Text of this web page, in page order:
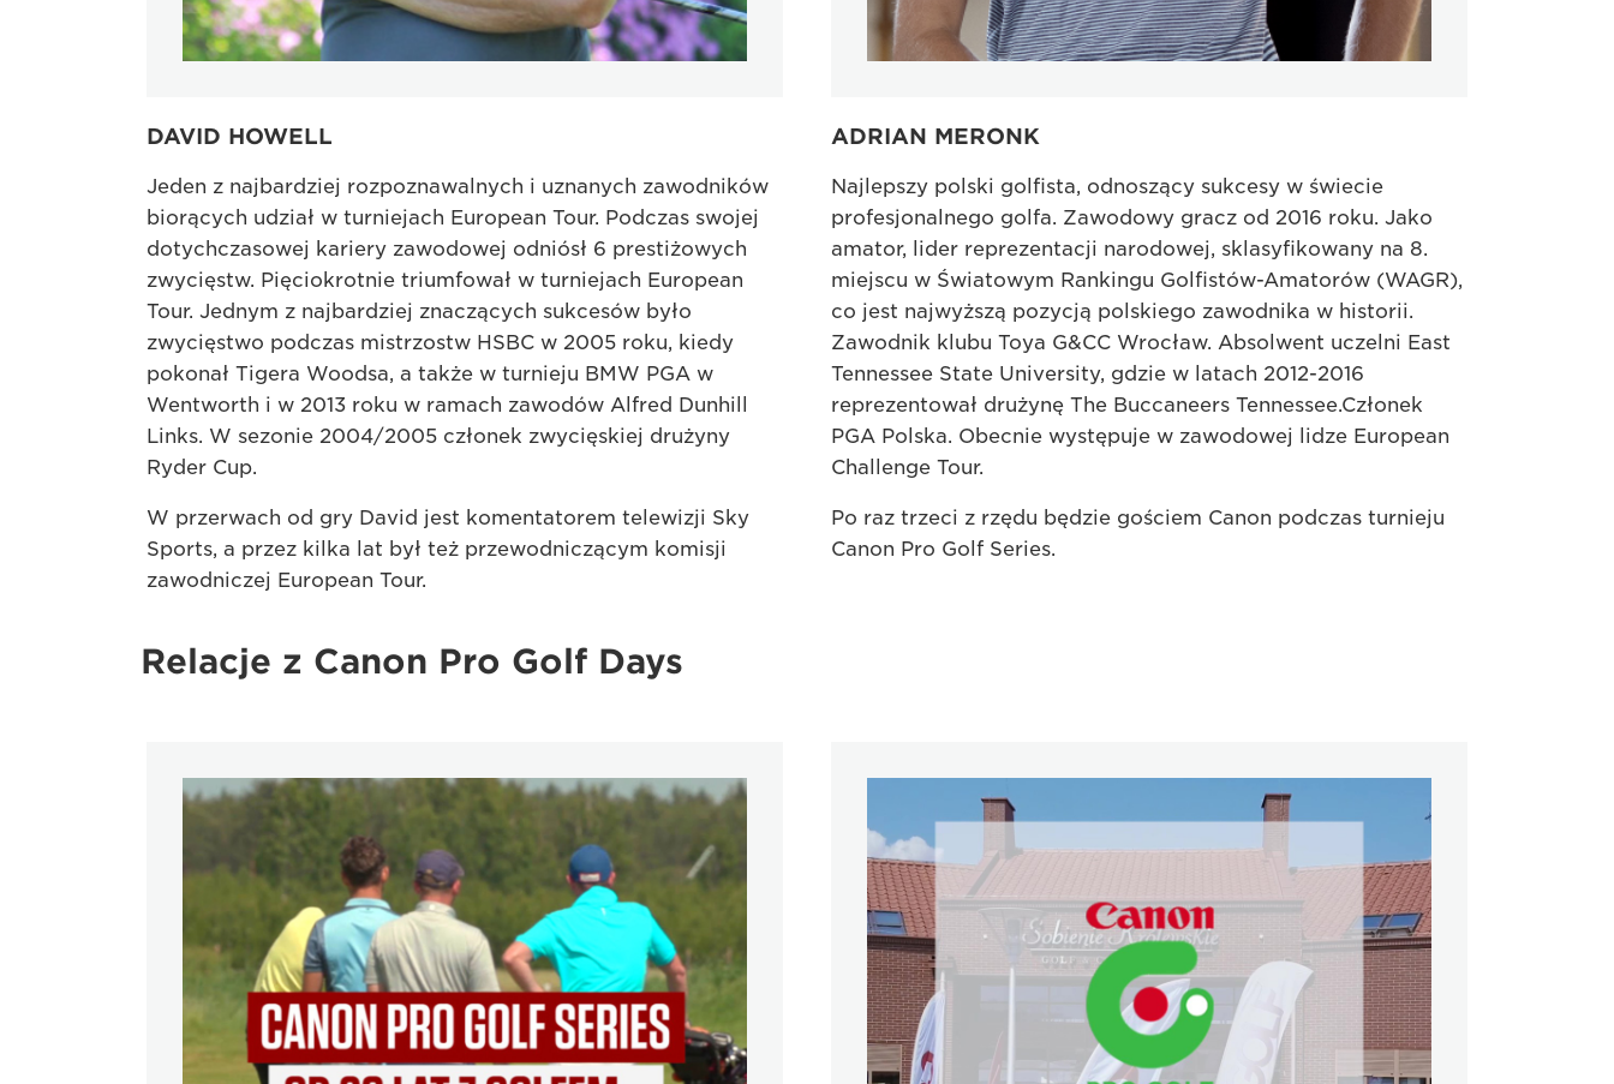
DAVID HOWELL
Jeden z najbardziej rozpoznawalnych i uznanych zawodników
biorących udział w turniejach European Tour. Podczas swojej
dotychczasowej kariery zawodowej odniósł 6 prestiżowych
zwycięstw. Pięciokrotnie triumfował w turniejach European
Tour. Jednym z najbardziej znaczących sukcesów było
zwycięstwo podczas mistrzostw HSBC w 2005 roku, kiedy
pokonał Tigera Woodsa, a także w turnieju BMW PGA w
Wentworth i w 2013 roku w ramach zawodów Alfred Dunhill
Links. W sezonie 2004/2005 członek zwycięskiej drużyny
Ryder Cup.
W przerwach od gry David jest komentatorem telewizji Sky
Sports, a przez kilka lat był też przewodniczącym komisji
zawodniczej European Tour.
ADRIAN MERONK
Najlepszy polski golfista, odnoszący sukcesy w świecie
profesjonalnego golfa. Zawodowy gracz od 2016 roku. Jako
amator, lider reprezentacji narodowej, sklasyfikowany na 8.
miejscu w Światowym Rankingu Golfistów-Amatorów (WAGR),
co jest najwyższą pozycją polskiego zawodnika w historii.
Zawodnik klubu Toya G&CC Wrocław. Absolwent uczelni East
Tennessee State University, gdzie w latach 2012-2016
reprezentował drużynę The Buccaneers Tennessee.Członek
PGA Polska. Obecnie występuje w zawodowej lidze European
Challenge Tour.
Po raz trzeci z rzędu będzie gościem Canon podczas turnieju
Canon Pro Golf Series.
Relacje z Canon Pro Golf Days